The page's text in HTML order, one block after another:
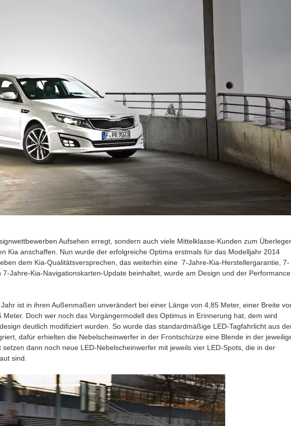
Aufsehen erregt, sondern auch viele Mittelklasse-Kunden zum
Kia anschaffen. Nun wurde der erfolgreiche Optima erstmals für das Modelljahr 2014
dem Kia-Qualitätsversprechen, das weiterhin eine 7-Jahre-Kia-Herstellergarantie, 7-
Jahre-Kia-Navigationskarten-Update beinhaltet, wurde am Design und der Performance
ist in ihren Außenmaßen unverändert bei einer Länge von 4,85 Meter, einer Breite
Doch wer noch das Vorgängermodell des Optimus in Erinnerung hat, dem wird
deutlich modifiziert wurden. So wurde das standardmäßige LED-Tagfahrlicht aus
dafür erhielten die Nebelscheinwerfer in der Frontschürze eine Blende in der
dann noch neue LED-Nebelscheinwerfer mit jeweils vier LED-Spots, die in der
sind.